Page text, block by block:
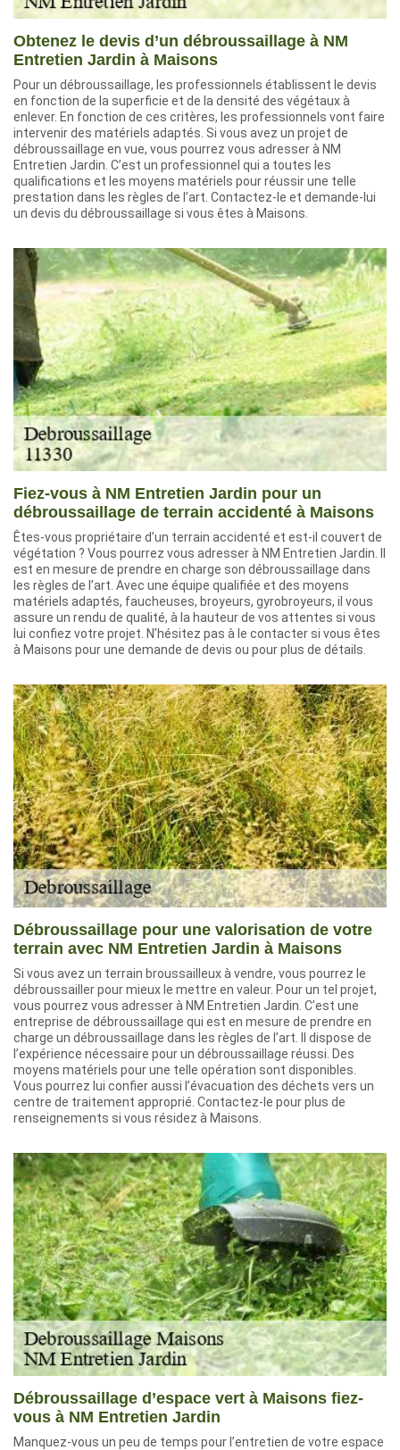
Obtenez le devis d’un débroussaillage à NM
Entretien Jardin à Maisons
Pour un débroussaillage, les professionnels établissent le devis
en fonction de la superficie et de la densité des végétaux à
enlever. En fonction de ces critères, les professionnels vont faire
intervenir des matériels adaptés. Si vous avez un projet de
débroussaillage en vue, vous pourrez vous adresser à NM
Entretien Jardin. C’est un professionnel qui a toutes les
qualifications et les moyens matériels pour réussir une telle
prestation dans les règles de l’art. Contactez-le et demande-lui
un devis du débroussaillage si vous êtes à Maisons.
Fiez-vous à NM Entretien Jardin pour un
débroussaillage de terrain accidenté à Maisons
Êtes-vous propriétaire d’un terrain accidenté et est-il couvert de
végétation ? Vous pourrez vous adresser à NM Entretien Jardin. Il
est en mesure de prendre en charge son débroussaillage dans
les règles de l’art. Avec une équipe qualifiée et des moyens
matériels adaptés, faucheuses, broyeurs, gyrobroyeurs, il vous
assure un rendu de qualité, à la hauteur de vos attentes si vous
lui confiez votre projet. N’hésitez pas à le contacter si vous êtes
à Maisons pour une demande de devis ou pour plus de détails.
Débroussaillage pour une valorisation de votre
terrain avec NM Entretien Jardin à Maisons
Si vous avez un terrain broussailleux à vendre, vous pourrez le
débroussailler pour mieux le mettre en valeur. Pour un tel projet,
vous pourrez vous adresser à NM Entretien Jardin. C’est une
entreprise de débroussaillage qui est en mesure de prendre en
charge un débroussaillage dans les règles de l’art. Il dispose de
l’expérience nécessaire pour un débroussaillage réussi. Des
moyens matériels pour une telle opération sont disponibles.
Vous pourrez lui confier aussi l’évacuation des déchets vers un
centre de traitement approprié. Contactez-le pour plus de
renseignements si vous résidez à Maisons.
Débroussaillage d’espace vert à Maisons fiez-
vous à NM Entretien Jardin
Manquez-vous un peu de temps pour l’entretien de votre espace